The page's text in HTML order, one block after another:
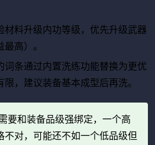
材料升级内功等级，优先升级武器
高）。
词条通过内置洗练功能替换为更优
，建议装备基本成型后再洗。
要和装备品级强绑定，一个高
不对，可能还不如一个低品级但